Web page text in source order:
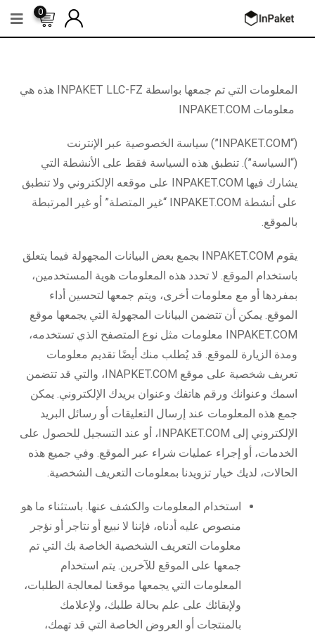
0
المعلومات التي تم جمعها بواسطة INPAKET LLC-FZ هذه هي
معلومات INPAKET.COM
(“INPAKET.COM”) سياسة الخصوصية عبر الإنترنت
(“السياسة”). تنطبق هذه السياسة فقط على الأنشطة التي
يشارك فيها INPAKET.COM على موقعه الإلكتروني ولا تنطبق
على أنشطة INPAKET.COM “غير المتصلة” أو غير المرتبطة
بالموقع.
يقوم INPAKET.COM بجمع بعض البيانات المجهولة فيما يتعلق
باستخدام الموقع. لا تحدد هذه المعلومات هوية المستخدمين،
بمفردها أو مع معلومات أخرى، ويتم جمعها لتحسين أداء
الموقع. يمكن أن تتضمن البيانات المجهولة التي يجمعها موقع
INPAKET.COM معلومات مثل نوع المتصفح الذي تستخدمه،
ومدة الزيارة للموقع. قد يُطلب منك أيضًا تقديم معلومات
تعريف شخصية على موقع INAPKET.COM، والتي قد تتضمن
اسمك وعنوانك ورقم هاتفك وعنوان بريدك الإلكتروني. يمكن
جمع هذه المعلومات عند إرسال التعليقات أو رسائل البريد
الإلكتروني إلى INPAKET.COM، أو عند التسجيل للحصول على
الخدمات، أو إجراء عمليات شراء عبر الموقع. وفي جميع هذه
الحالات، لديك خيار تزويدنا بمعلومات التعريف الشخصية.
استخدام المعلومات والكشف عنها. باستثناء ما هو
منصوص عليه أدناه، فإننا لا نبيع أو نتاجر أو نؤجر
معلومات التعريف الشخصية الخاصة بك التي تم
جمعها على الموقع للآخرين. يتم استخدام
المعلومات التي يجمعها موقعنا لمعالجة الطلبات،
ولإبقائك على علم بحالة طلبك، ولإعلامك
بالمنتجات أو العروض الخاصة التي قد تهمك،